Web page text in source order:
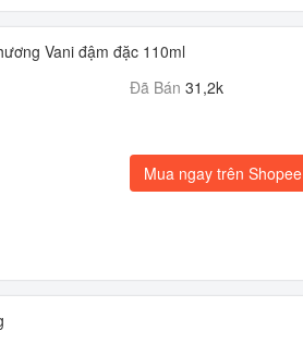
Vani đậm đặc 110ml
Đã Bán 31,2k
Mua ngay trên Shopee